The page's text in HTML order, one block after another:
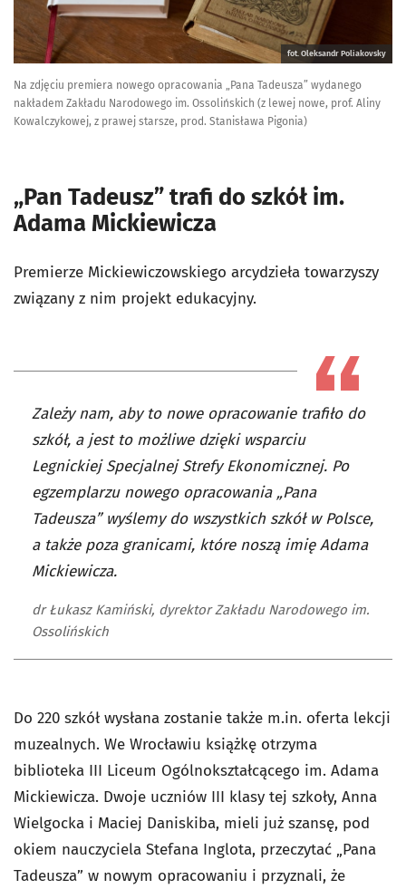
fot. Oleksandr Poliakovsky
Na zdjęciu premiera nowego opracowania „Pana Tadeusza” wydanego
nakładem Zakładu Narodowego im. Ossolińskich (z lewej nowe, prof. Aliny
Kowalczykowej, z prawej starsze, prod. Stanisława Pigonia)
„Pan Tadeusz” trafi do szkół im.
Adama Mickiewicza
Premierze Mickiewiczowskiego arcydzieła towarzyszy
związany z nim projekt edukacyjny.
Zależy nam, aby to nowe opracowanie trafiło do
szkół, a jest to możliwe dzięki wsparciu
Legnickiej Specjalnej Strefy Ekonomicznej. Po
egzemplarzu nowego opracowania „Pana
Tadeusza” wyślemy do wszystkich szkół w Polsce,
a także poza granicami, które noszą imię Adama
Mickiewicza.
dr Łukasz Kamiński, dyrektor Zakładu Narodowego im.
Ossolińskich
Do 220 szkół wysłana zostanie także m.in. oferta lekcji
muzealnych. We Wrocławiu książkę otrzyma
biblioteka III Liceum Ogólnokształcącego im. Adama
Mickiewicza. Dwoje uczniów III klasy tej szkoły, Anna
Wielgocka i Maciej Daniskiba, mieli już szansę, pod
okiem nauczyciela Stefana Inglota, przeczytać „Pana
Tadeusza” w nowym opracowaniu i przyznali, że